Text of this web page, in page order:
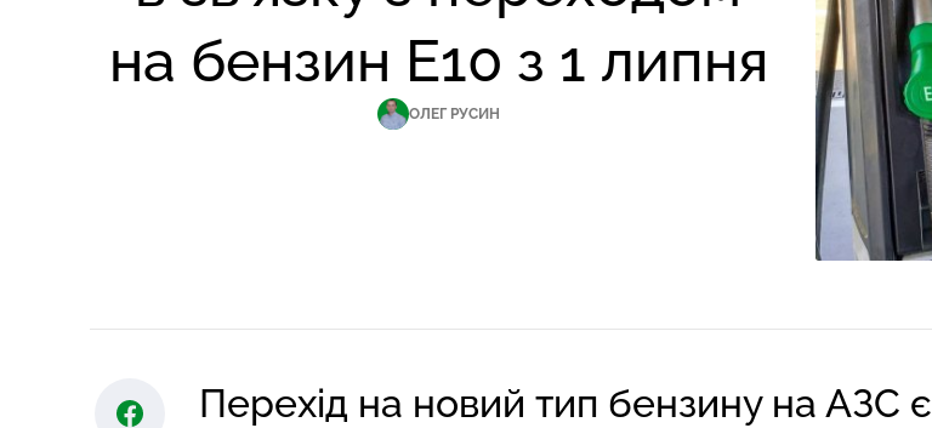
на бензин Е10 з 1 липня
ОЛЕГ РУСИН
Перехід на новий тип бензину на АЗС